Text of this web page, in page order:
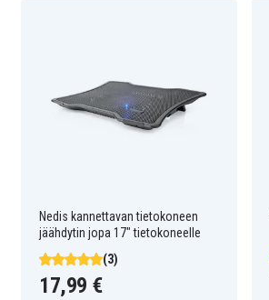
Nedis kannettavan tietokoneen
jäähdytin jopa 17" tietokoneelle
(3)
17,99 €